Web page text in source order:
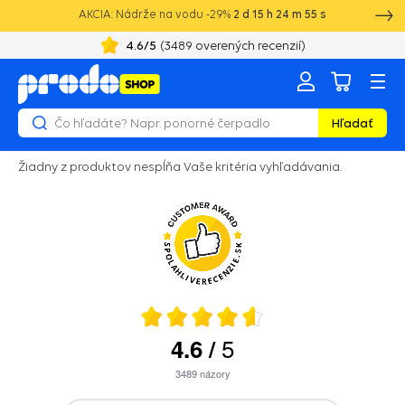
AKCIA: Nádrže na vodu -29% 2 d 15 h 24 m 55 s
4.6/5 (3489 overených recenzií)
Hľadať
Žiadny z produktov nespĺňa Vaše kritéria vyhľadávania.
4.6/5
3489názory